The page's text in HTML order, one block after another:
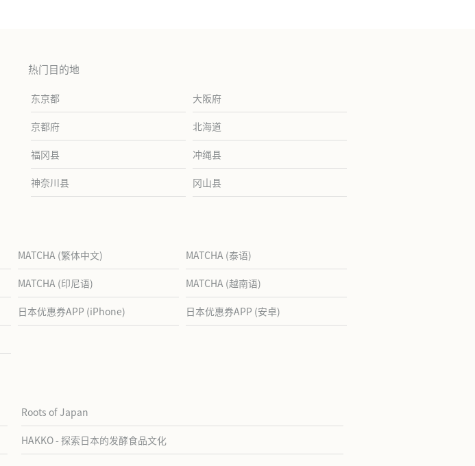
热门目的地
东京都 大阪府
京都府 北海道
福冈县 冲绳县
神奈川县 冈山县
MATCHA (繁体中文) MATCHA (泰语)
MATCHA (印尼语) MATCHA (越南语)
日本优惠券APP (iPhone) 日本优惠券APP (安卓)
Roots of Japan
HAKKO - 探索日本的发酵食品文化